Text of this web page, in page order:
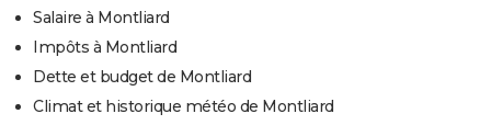
Salaire à Montliard
Impôts à Montliard
Dette et budget de Montliard
Climat et historique météo de Montliard